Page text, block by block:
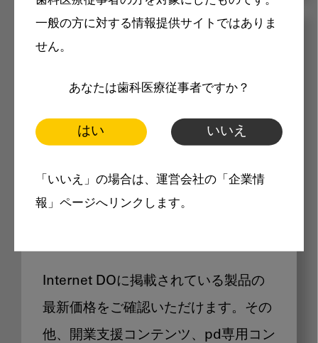
一般の方に対する情報提供サイトではありま
せん。
あなたは歯科医療従事者ですか？
はい いいえ
「いいえ」の場合は、運営会社の「企業情
報」ページへリンクします。
Internet DOに掲載されている
製品価格も閲覧可能
Internet DOに掲載されている製品の
最新価格をご確認いただけます。その
他、開業支援コンテンツ、pd専用コン